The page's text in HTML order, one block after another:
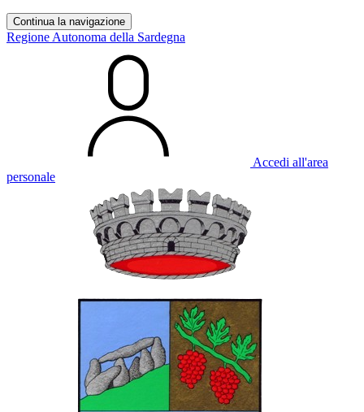
Continua la navigazione
Regione Autonoma della Sardegna
Accedi all'area
personale